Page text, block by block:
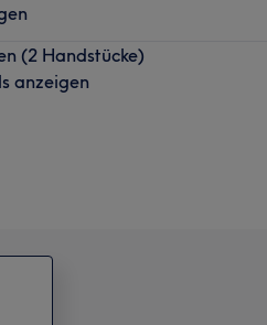
(2 Handstücke)
anzeigen